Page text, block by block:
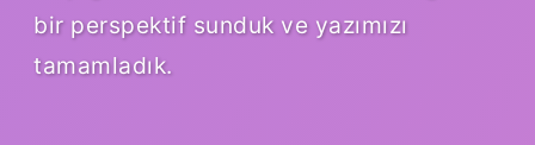
bir perspektif sunduk ve yazımızı
tamamladık.